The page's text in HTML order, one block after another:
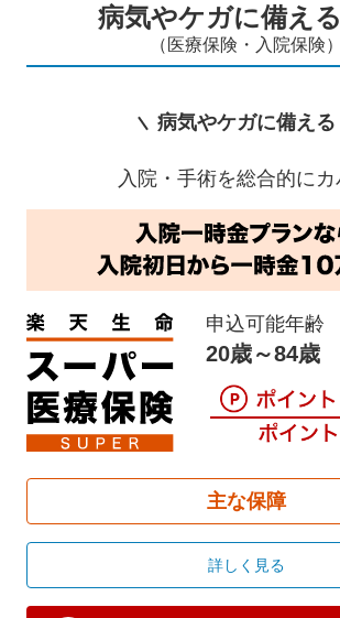
病気やケガに備え
（医療保険・入院保険）
病気やケガに備える
入院・手術を総合的にカ
申込可能年齢
20歳～84歳
主な保障
詳しく見る